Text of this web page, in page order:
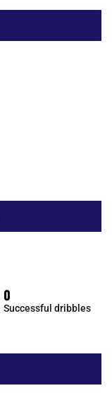
0
Successful dribbles